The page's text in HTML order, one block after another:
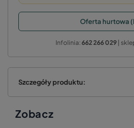
Oferta hurtowa
Infolinia: 662 266 029 |
Szczegóły produktu:
Zobacz